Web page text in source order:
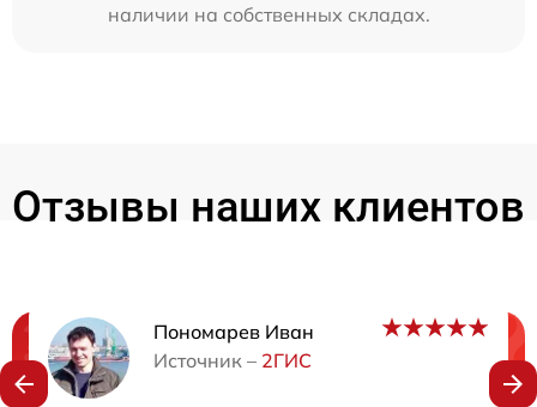
наличии на собственных складах.
Отзывы наших клиентов
Пономарев Иван
Источник – 2ГИС
Нужна консультация?